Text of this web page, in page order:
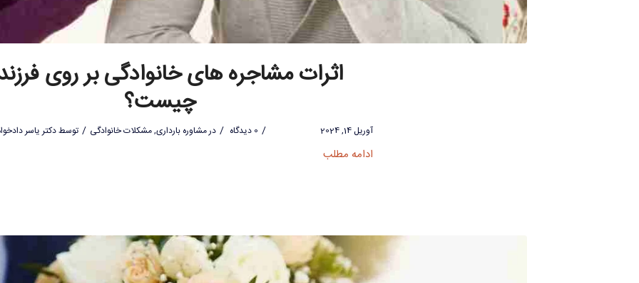
اثرات مشاجره های خانوادگی بر روی
چیست؟
آوریل 14, 2024 / 0 دیدگاه / درمشاوره بارداری,مشکلات خانوادگی / توسطدکتر یاسر
ادامه مطلب